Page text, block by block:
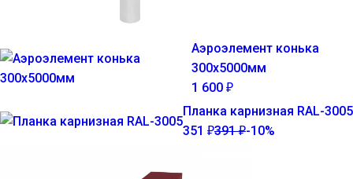
Аэроэлемент конька
300х5000мм
1 600 ₽
Планка карнизная RAL-3005
351 ₽391₽-10%